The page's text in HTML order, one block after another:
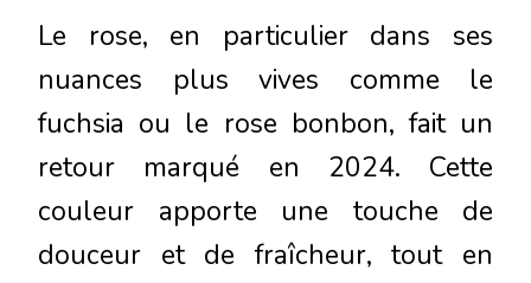
Le rose, en particulier dans ses
nuances plus vives comme le
fuchsia ou le rose bonbon, fait un
retour marqué en 2024. Cette
couleur apporte une touche de
douceur et de fraîcheur, tout en